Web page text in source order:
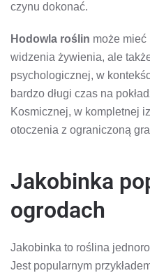
czynu dokonać.
Hodowla roślin może mieć
widzenia żywienia, ale
psychologicznej, w
bardzo długi czas na
Kosmicznej, w kompletnej
otoczenia z ograniczoną
Jakobinka
ogrodach
Jakobinka to roślina
Jest popularnym